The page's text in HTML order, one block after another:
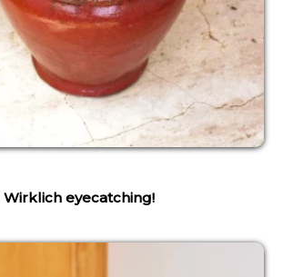
Wirklich eyecatching!